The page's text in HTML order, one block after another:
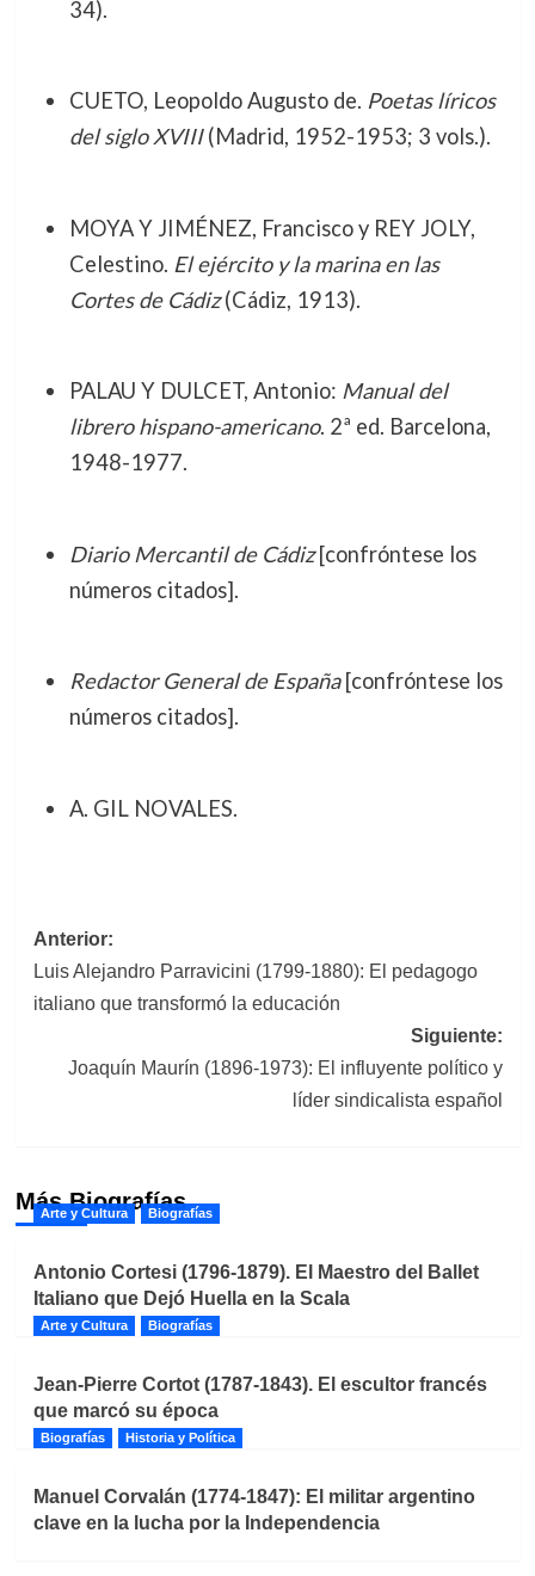
34).
CUETO, Leopoldo Augusto de. Poetas líricos
del siglo XVIII(Madrid, 1952-1953; 3 vols.).
MOYA Y JIMÉNEZ, Francisco y REY JOLY,
Celestino. El ejército y la marina en las
Cortes de Cádiz(Cádiz, 1913).
PALAU Y DULCET, Antonio: Manual del
librero hispano-americano. 2ª ed. Barcelona,
1948-1977.
Diario Mercantil de Cádiz[confróntese los
números citados].
Redactor General de España[confróntese los
números citados].
A. GIL NOVALES.
Navegación
de
entradas
Anterior:
Luis Alejandro Parravicini (1799-1880): El pedagogo
italiano que transformó la educación
Siguiente:
Joaquín Maurín (1896-1973): El influyente político y
líder sindicalista español
Más Biografías
Arte y Cultura Biografías
Antonio Cortesi (1796-1879). El Maestro del Ballet
Italiano que Dejó Huella en la Scala
Arte y Cultura Biografías
Jean-Pierre Cortot (1787-1843). El escultor francés
que marcó su época
Biografías Historia y Política
Manuel Corvalán (1774-1847): El militar argentino
clave en la lucha por la Independencia